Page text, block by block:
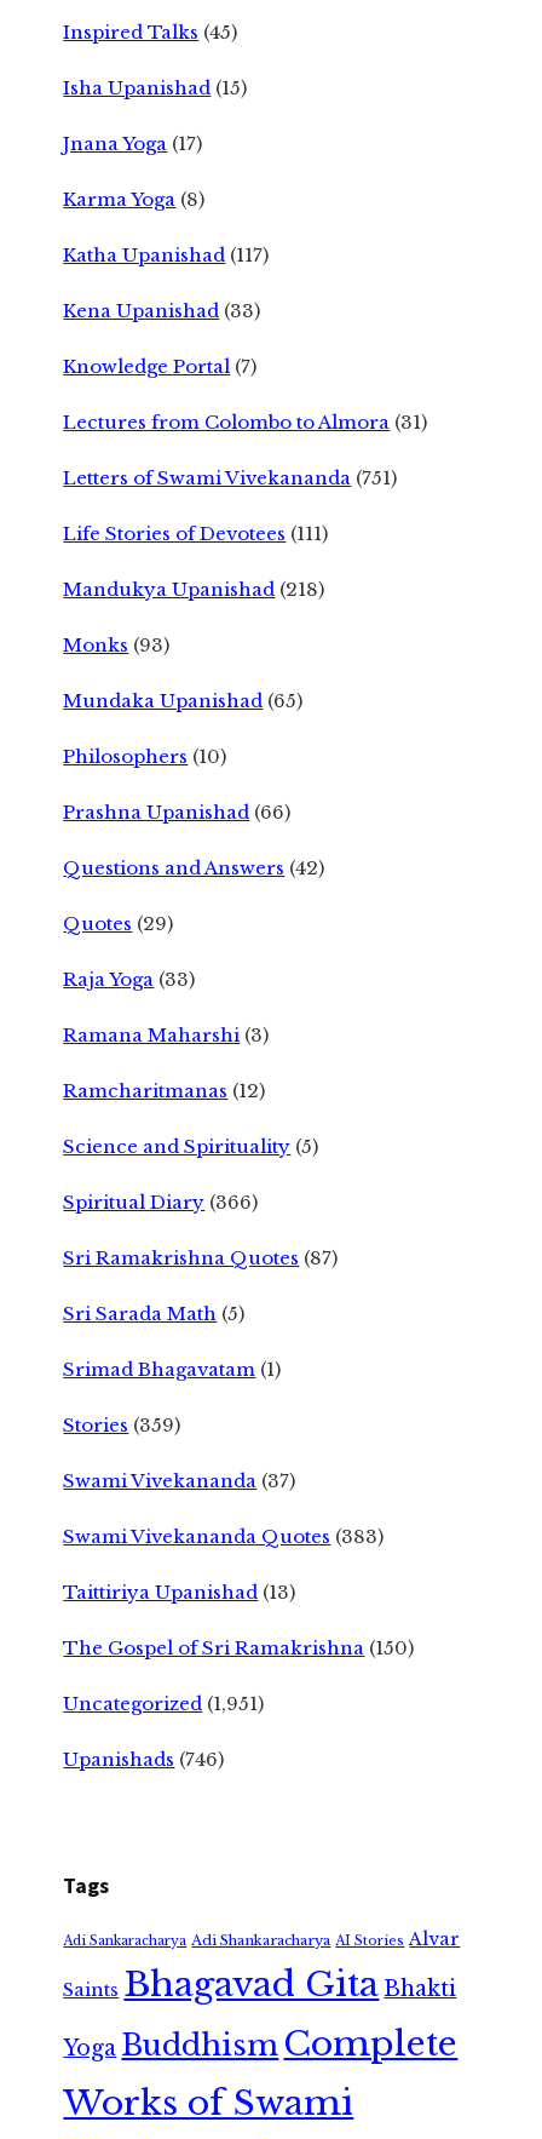
Inspired Talks (45)
Isha Upanishad (15)
Jnana Yoga (17)
Karma Yoga (8)
Katha Upanishad (117)
Kena Upanishad (33)
Knowledge Portal (7)
Lectures from Colombo to Almora (31)
Letters of Swami Vivekananda (751)
Life Stories of Devotees (111)
Mandukya Upanishad (218)
Monks (93)
Mundaka Upanishad (65)
Philosophers (10)
Prashna Upanishad (66)
Questions and Answers (42)
Quotes (29)
Raja Yoga (33)
Ramana Maharshi (3)
Ramcharitmanas (12)
Science and Spirituality (5)
Spiritual Diary (366)
Sri Ramakrishna Quotes (87)
Sri Sarada Math (5)
Srimad Bhagavatam (1)
Stories (359)
Swami Vivekananda (37)
Swami Vivekananda Quotes (383)
Taittiriya Upanishad (13)
The Gospel of Sri Ramakrishna (150)
Uncategorized (1,951)
Upanishads (746)
Tags
Adi Sankaracharya Adi Shankaracharya AI Stories Alvar
Saints Bhagavad GitaBhakti
Yoga Buddhism Complete
Works of Swami